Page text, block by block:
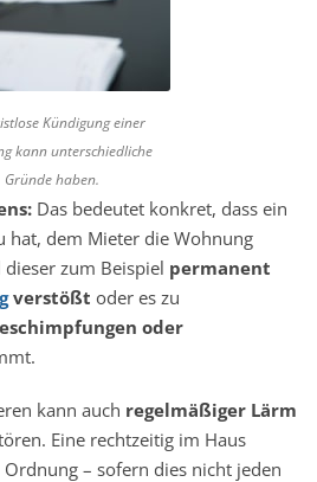
Kündigung einer
kann unterschiedliche
Gründe haben.
Das bedeutet konkret, dass ein
hat, dem Mieter die Wohnung
zum Beispiel permanent
verstößt oder es zu
oder
kann auch regelmäßiger Lärm
Eine rechtzeitig im Haus
– sofern dies nicht jeden